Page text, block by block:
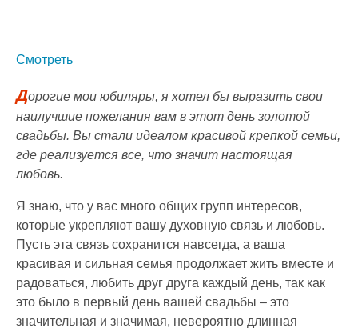
Смотреть
Дорогие мои юбиляры, я хотел бы выразить свои
наилучшие пожелания вам в этот день золотой
свадьбы. Вы стали идеалом красивой крепкой семьи,
где реализуется все, что значит настоящая
любовь.
Я знаю, что у вас много общих групп интересов,
которые укрепляют вашу духовную связь и любовь.
Пусть эта связь сохранится навсегда, а ваша
красивая и сильная семья продолжает жить вместе и
радоваться, любить друг друга каждый день, так как
это было в первый день вашей свадьбы – это
значительная и значимая, невероятно длинная